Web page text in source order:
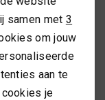
samen met 3
om jouw
aan te
je